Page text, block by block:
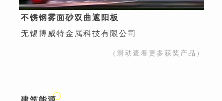
不锈钢雾面砂双曲遮阳板
无锡博威特金属科技有限公司
（滑动查看更多获奖产品）